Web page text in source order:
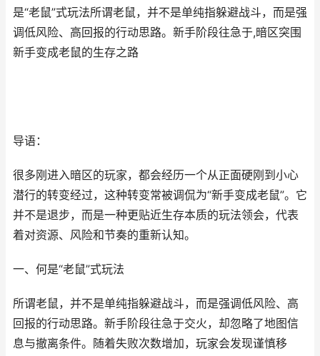
是“老鼠”式玩法所谓老鼠，并不是单纯指躲避战斗，而是强
调低风险、高回报的行动思路。新手阶段往急于,暗区突围
新手变成老鼠的生存之路
导语：
很多刚进入暗区的玩家，都会经历一个从正面硬刚到小心
潜行的转变经过，这种转变常被调侃为“新手变成老鼠”。它
并不是退步，而是一种更贴近生存本质的玩法领会，代表
着对资源、风险和节奏的重新认知。
一、何是“老鼠”式玩法
所谓老鼠，并不是单纯指躲避战斗，而是强调低风险、高
回报的行动思路。新手阶段往急于交火，却忽略了地图信
息与撤离条件。随着失败次数增加，玩家会发现谨慎移